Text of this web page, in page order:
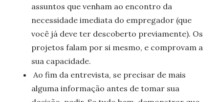
assuntos que venham ao encontro da
necessidade imediata do empregador (que
você já deve ter descoberto previamente). Os
projetos falam por si mesmo, e comprovam a
sua capacidade.
Ao fim da entrevista, se precisar de mais
alguma informação antes de tomar sua